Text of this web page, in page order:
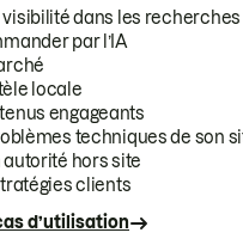
dans les recherches
par l’IA
locale
engageants
techniques de son
hors site
clients
d’utilisation